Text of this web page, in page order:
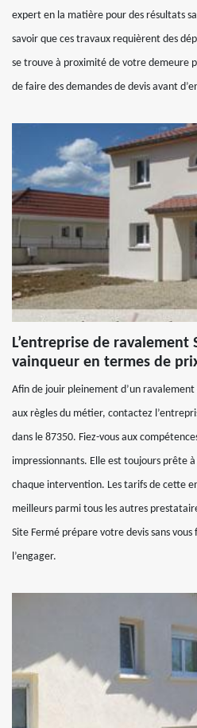
expert en la matière pour des résultats
savoir que ces travaux requièrent des
se trouve à proximité de votre demeure
de faire des demandes de devis avant
L’entreprise de ravalement
vainqueur en termes de
Afin de jouir pleinement d’un
aux règles du métier, contactez
dans le 87350. Fiez-vous aux
impressionnants. Elle est toujours prête
chaque intervention. Les tarifs de cette
meilleurs parmi tous les autres
Site Fermé prépare votre devis sans
l’engager.